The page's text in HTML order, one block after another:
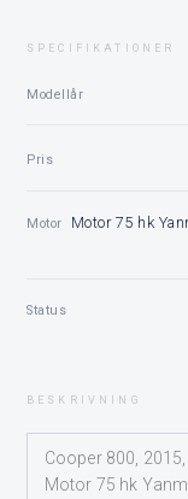
SPECIFIKATIONER
Modellår
Pris
Motor
Motor 75 hk
Status
BESKRIVNING
Cooper 800, 2015,
Motor 75 hk